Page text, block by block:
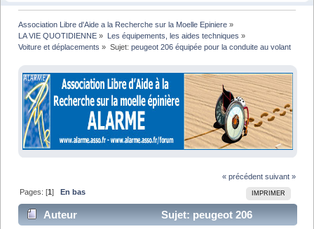
Association Libre d'Aide a la Recherche sur la Moelle Epiniere »
LA VIE QUOTIDIENNE » Les équipements, les aides techniques »
Voiture et déplacements » Sujet: peugeot 206 équipée pour la conduite au volant
« précédent suivant »
IMPRIMER
Pages: [1] En bas
Auteur
Sujet: peugeot 206